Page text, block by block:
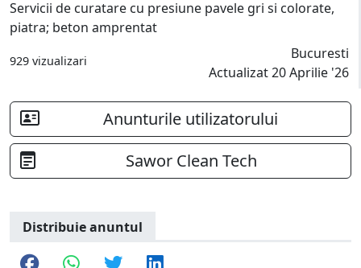
Servicii de curatare cu presiune pavele gri si colorate,
piatra; beton amprentat
929 vizualizari
Bucuresti
Actualizat 20 Aprilie '26
Anunturile utilizatorului
Sawor Clean Tech
Distribuie anuntul